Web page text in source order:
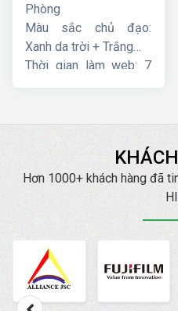
Phòng
Màu sắc chủ đạo:
Xanh da trời + Trắng
Thời gian làm web: 7
Hơn 1000+ khách hàng đã